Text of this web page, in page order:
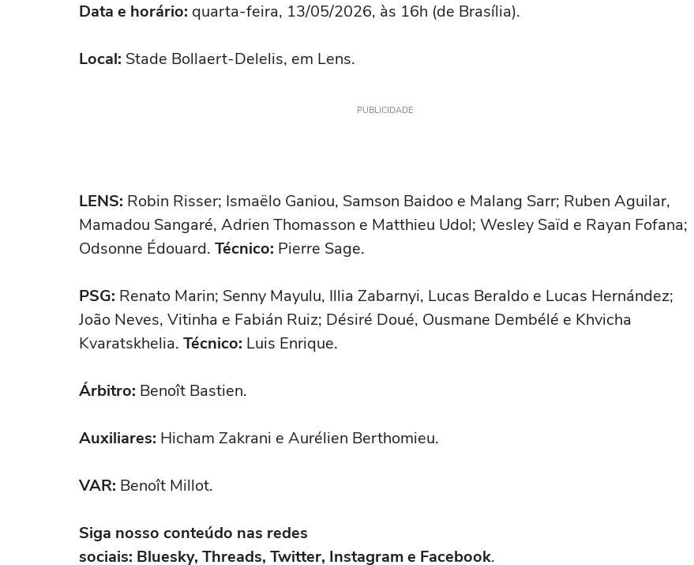
Data e horário: quarta-feira, 13/05/2026, às 16h (de Brasília).
Local: Stade Bollaert-Delelis, em Lens.
PUBLICIDADE
LENS: Robin Risser; Ismaëlo Ganiou, Samson Baidoo e Malang Sarr; Ruben Aguilar,
Mamadou Sangaré, Adrien Thomasson e Matthieu Udol; Wesley Saïd e Rayan Fofana;
Odsonne Édouard. Técnico: Pierre Sage.
PSG: Renato Marin; Senny Mayulu, Illia Zabarnyi, Lucas Beraldo e Lucas Hernández;
João Neves, Vitinha e Fabián Ruiz; Désiré Doué, Ousmane Dembélé e Khvicha
Kvaratskhelia. Técnico: Luis Enrique.
Árbitro: Benoît Bastien.
Auxiliares: Hicham Zakrani e Aurélien Berthomieu.
VAR: Benoît Millot.
Siga nosso conteúdo nas redes
sociais: Bluesky, Threads, Twitter, Instagram e Facebook.